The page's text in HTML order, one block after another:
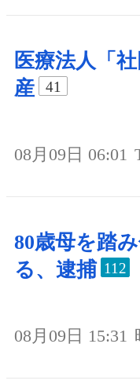
医療法人「
産
41
08月09日 06:01
80歳母を踏
る、逮捕 112
08月09日 15:31